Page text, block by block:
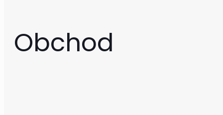
Obchod